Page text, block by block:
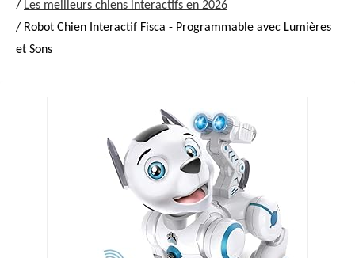
/ Les meilleurs chiens interactifs en 2026
/ Robot Chien Interactif Fisca - Programmable avec Lumières
et Sons